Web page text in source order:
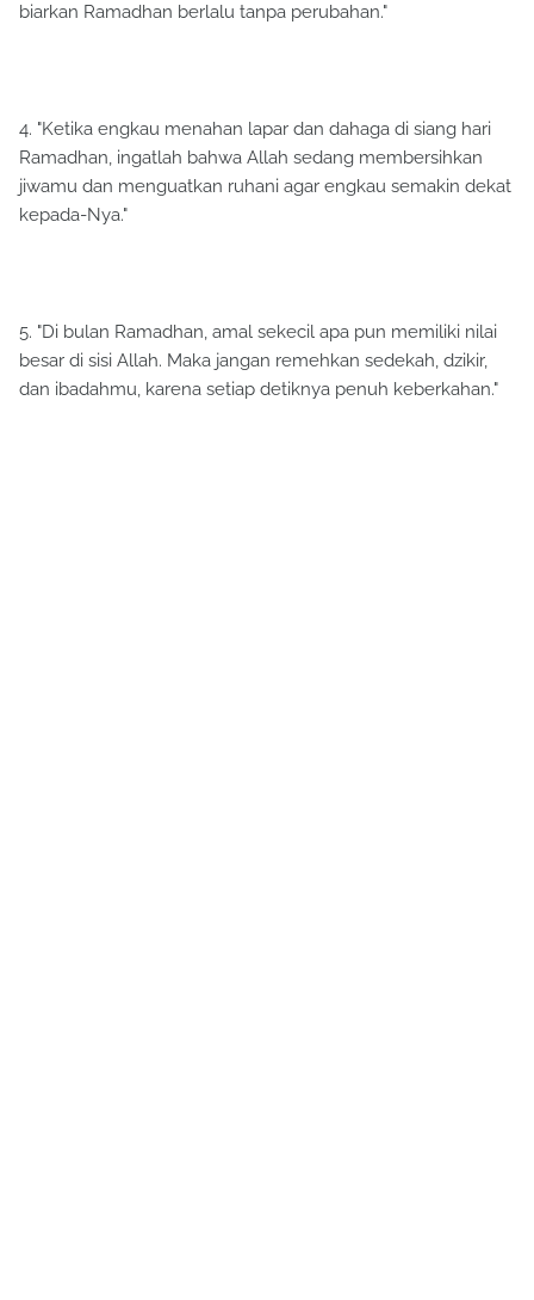
biarkan Ramadhan berlalu tanpa perubahan."
4. "Ketika engkau menahan lapar dan dahaga di siang hari
Ramadhan, ingatlah bahwa Allah sedang membersihkan
jiwamu dan menguatkan ruhani agar engkau semakin dekat
kepada-Nya."
5. "Di bulan Ramadhan, amal sekecil apa pun memiliki nilai
besar di sisi Allah. Maka jangan remehkan sedekah, dzikir,
dan ibadahmu, karena setiap detiknya penuh keberkahan."